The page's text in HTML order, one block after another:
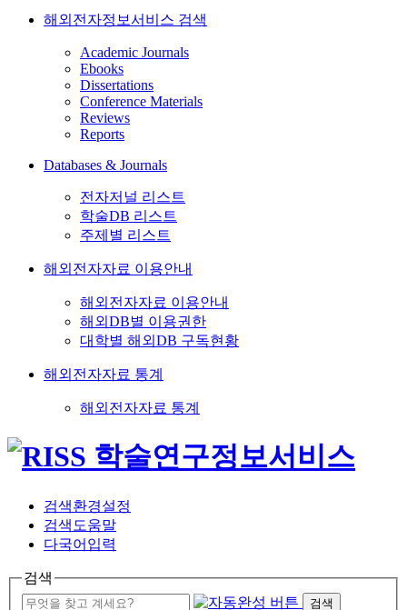
해외전자정보서비스 검색
Academic Journals
Ebooks
Dissertations
Conference Materials
Reviews
Reports
Databases & Journals
전자저널 리스트
학술DB 리스트
주제별 리스트
해외전자자료 이용안내
해외전자자료 이용안내
해외DB별 이용권한
대학별 해외DB 구독현황
해외전자자료 통계
해외전자자료 통계
검색환경설정
검색도움말
다국어입력
검색
검색